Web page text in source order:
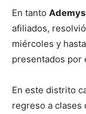
En tanto Ademys
afiliados,
miércoles y
presentados por
En este distrito
regreso a clases